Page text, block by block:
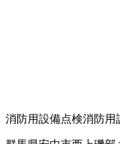
消防用設備点検消防用